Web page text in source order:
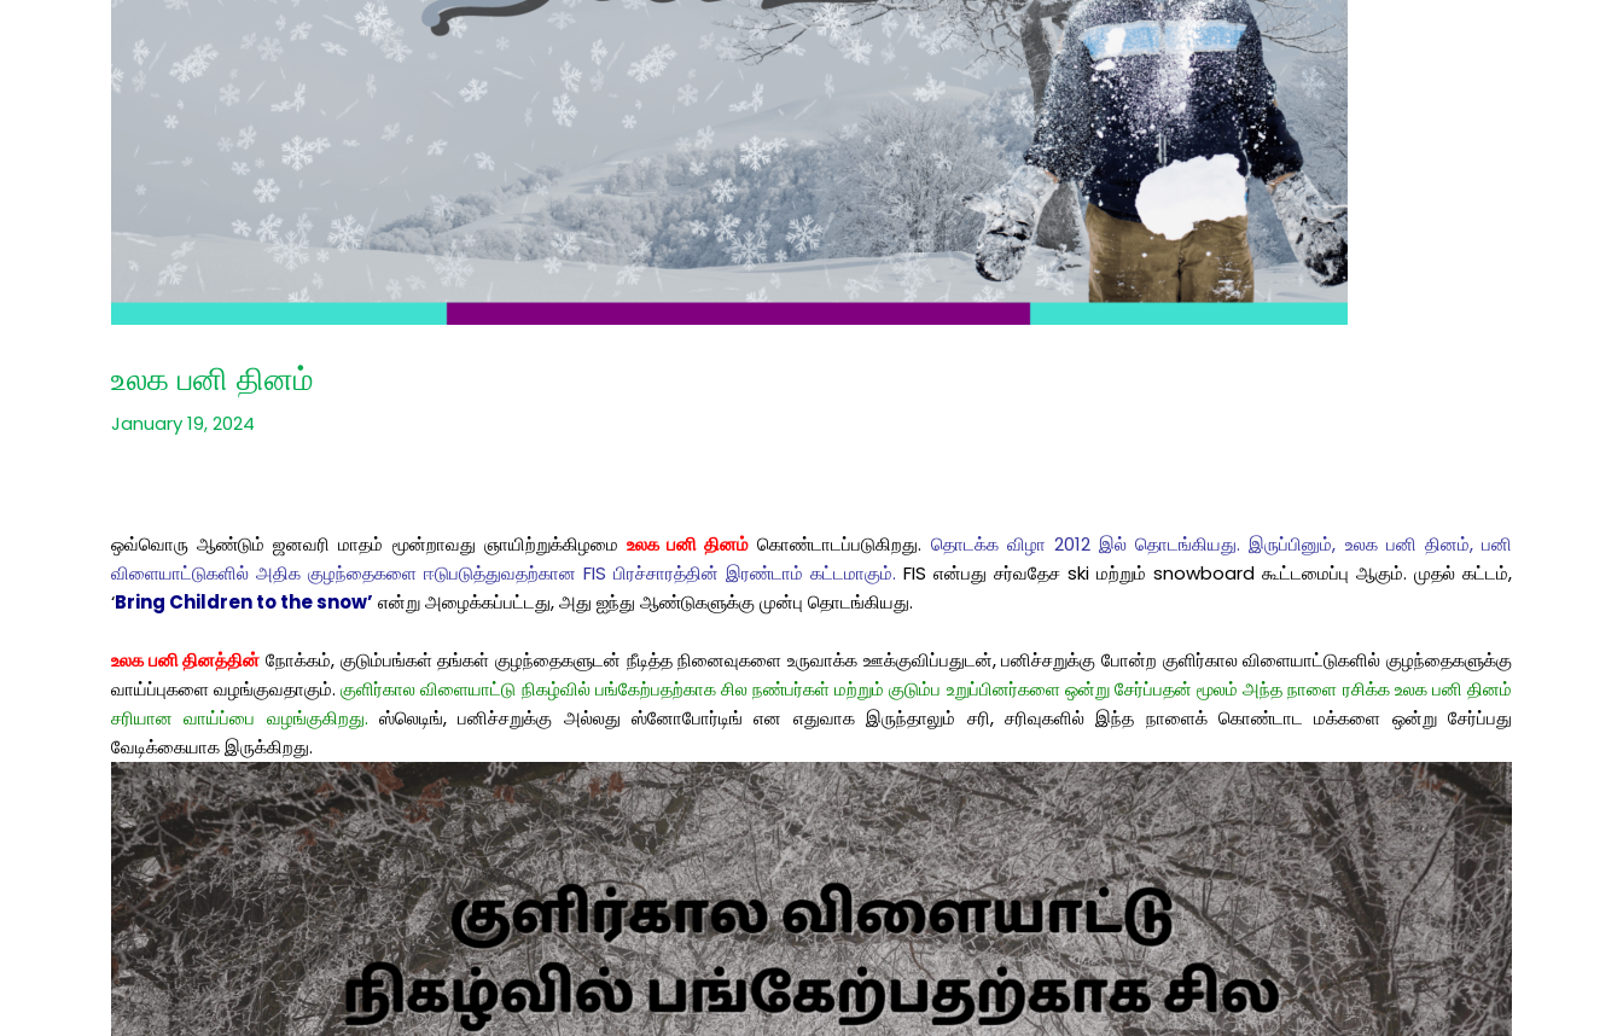
உலக பனி தினம்
January 19, 2024
ஒவ்வொரு ஆண்டும் ஜனவரி மாதம் மூன்றாவது ஞாயிற்றுக்கிழமை உலக பனி தினம் கொண்டாடப்படுகிறது. தொடக்க விழா 2012 இல் தொடங்கியது. இருப்பினும், உலக பனி தினம், பனி
விளையாட்டுகளில் அதிக குழந்தைகளை ஈடுபடுத்துவதற்கான FIS பிரச்சாரத்தின் இரண்டாம் கட்டமாகும். FIS என்பது சர்வதேச ski மற்றும் snowboard கூட்டமைப்பு ஆகும். முதல் கட்டம்,
‘Bring Children to the snow’ என்று அழைக்கப்பட்டது, அது ஐந்து ஆண்டுகளுக்கு முன்பு தொடங்கியது.
உலக பனி தினத்தின் நோக்கம், குடும்பங்கள் தங்கள் குழந்தைகளுடன் நீடித்த நினைவுகளை உருவாக்க ஊக்குவிப்பதுடன், பனிச்சறுக்கு போன்ற குளிர்கால விளையாட்டுகளில் குழந்தைகளுக்கு
வாய்ப்புகளை வழங்குவதாகும்.குளிர்கால விளையாட்டு நிகழ்வில் பங்கேற்பதற்காக சில நண்பர்கள் மற்றும் குடும்ப உறுப்பினர்களை ஒன்று சேர்ப்பதன் மூலம் அந்த நாளை ரசிக்க உலக பனி தினம்
சரியான வாய்ப்பை வழங்குகிறது. ஸ்லெடிங், பனிச்சறுக்கு அல்லது ஸ்னோபோர்டிங் என எதுவாக இருந்தாலும் சரி, சரிவுகளில் இந்த நாளைக் கொண்டாட மக்களை ஒன்று சேர்ப்பது
வேடிக்கையாக இருக்கிறது.